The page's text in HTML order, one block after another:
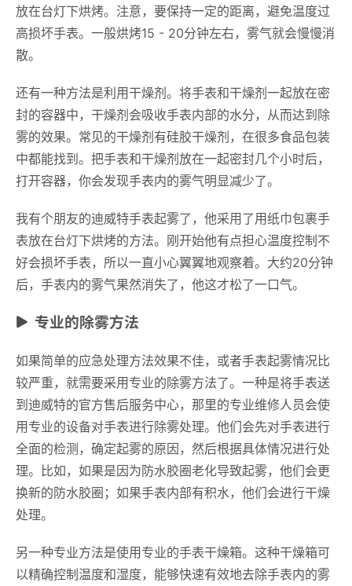
放在台灯下烘烤。注意，要保持一定的距离，避免温度过
高损坏手表。一般烘烤15 - 20分钟左右，雾气就会慢慢消
散。
还有一种方法是利用干燥剂。将手表和干燥剂一起放在密
封的容器中，干燥剂会吸收手表内部的水分，从而达到除
雾的效果。常见的干燥剂有硅胶干燥剂，在很多食品包装
中都能找到。把手表和干燥剂放在一起密封几个小时后，
打开容器，你会发现手表内的雾气明显减少了。
我有个朋友的迪威特手表起雾了，他采用了用纸巾包裹手
表放在台灯下烘烤的方法。刚开始他有点担心温度控制不
好会损坏手表，所以一直小心翼翼地观察着。大约20分钟
后，手表内的雾气果然消失了，他这才松了一口气。
专业的除雾方法
如果简单的应急处理方法效果不佳，或者手表起雾情况比
较严重，就需要采用专业的除雾方法了。一种是将手表送
到迪威特的官方售后服务中心，那里的专业维修人员会使
用专业的设备对手表进行除雾处理。他们会先对手表进行
全面的检测，确定起雾的原因，然后根据具体情况进行处
理。比如，如果是因为防水胶圈老化导致起雾，他们会更
换新的防水胶圈；如果手表内部有积水，他们会进行干燥
处理。
另一种专业方法是使用专业的手表干燥箱。这种干燥箱可
以精确控制温度和湿度，能够快速有效地去除手表内的雾